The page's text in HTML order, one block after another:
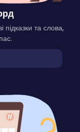
підказки та слова,